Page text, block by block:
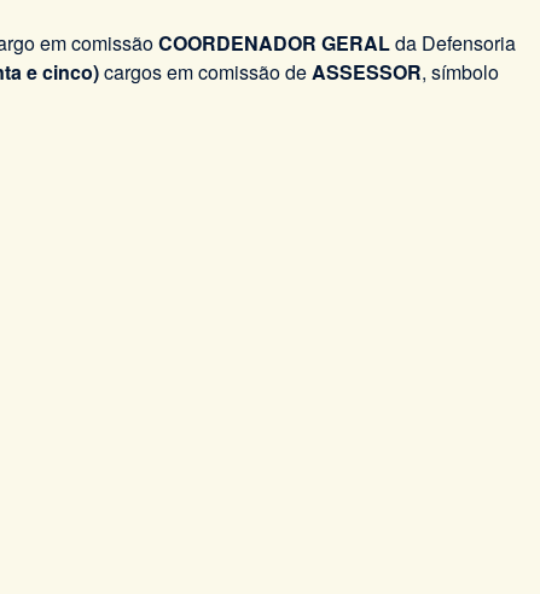
em comissãoCOORDENADOR GERALda Defensoria
e cinco)cargos em comissão deASSESSOR, símbolo